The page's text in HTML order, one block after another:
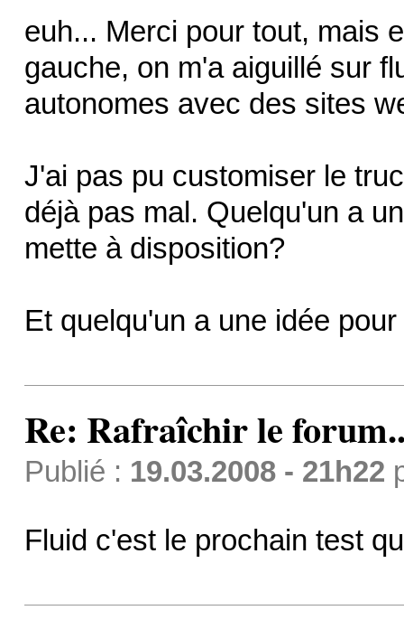
euh... Merci pour tout, mais
gauche, on m'a aiguillé sur
autonomes avec des sites
J'ai pas pu customiser le
déjà pas mal. Quelqu'un a
mette à disposition?
Et quelqu'un a une idée
Re: Rafraîchir le
Publié : 19.03.2008 - 21h22
Fluid c'est le prochain test